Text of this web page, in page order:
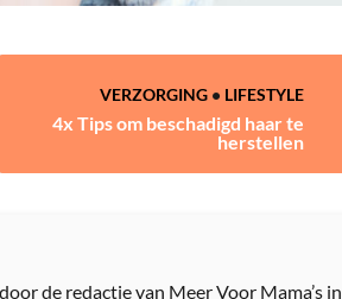
VERZORGING• LIFESTYLE
4x Tips om beschadigd haar te
herstellen
de redactie van Meer Voor Mama’s in